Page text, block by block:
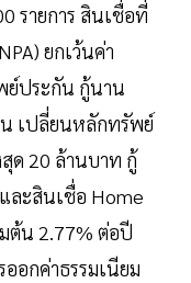
รายการ สินเชื่อที่
ยกเว้นค่า
ย์ประกัน กู้นาน
น เปลี่ยนหลักทรัพย์
สุด 20 ล้านบาท กู้
ละสินเชื่อ Home
มต้น 2.77% ต่อปี
อกค่าธรรมเนียม